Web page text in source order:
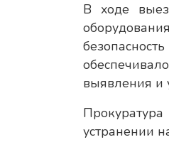
В ходе
выявления и
устранении